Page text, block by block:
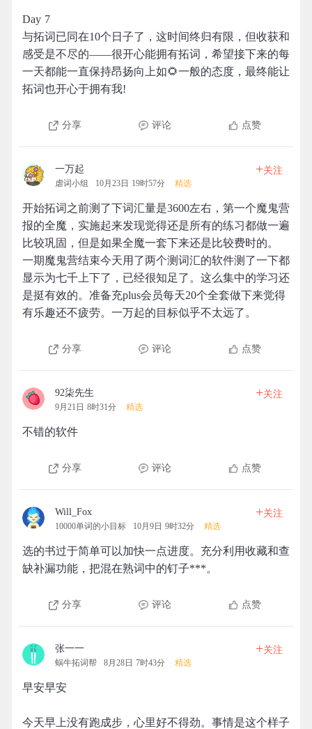
Day 7
与拓词已同在10个日子了，这时间终归有限，但收获和
感受是不尽的——很开心能拥有拓词，希望接下来的每
一天都能一直保持昂扬向上如🌻一般的态度，最终能让
拓词也开心于拥有我!
分享 评论 点赞
一万起
虐词小组 10月23日 19时57分 精选
+关注
开始拓词之前测了下词汇量是3600左右，第一个魔鬼营
报的全魔，实施起来发现觉得还是所有的练习都做一遍
比较巩固，但是如果全魔一套下来还是比较费时的。
一期魔鬼营结束今天用了两个测词汇的软件测了一下都
显示为七千上下了，已经很知足了。这么集中的学习还
是挺有效的。准备充plus会员每天20个全套做下来觉得
有乐趣还不疲劳。一万起的目标似乎不太远了。
分享 评论 点赞
92柒先生
9月21日 8时31分 精选
+关注
不错的软件
分享 评论 点赞
Will_Fox
10000单词的小目标 10月9日 9时32分 精选
+关注
选的书过于简单可以加快一点进度。充分利用收藏和查
缺补漏功能，把混在熟词中的钉子***。
分享 评论 点赞
张一一
蜗牛拓词帮 8月28日 7时43分 精选
+关注
早安早安
今天早上没有跑成步，心里好不得劲。事情是这个样子